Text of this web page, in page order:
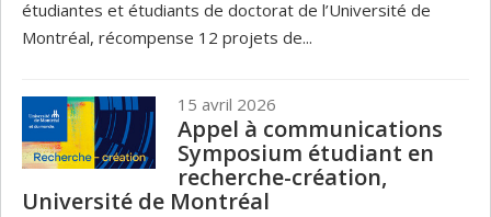
étudiantes et étudiants de doctorat de l’Université de
Montréal, récompense 12 projets de...
15 avril 2026
Appel à communications
Symposium étudiant en
recherche-création,
Université de Montréal